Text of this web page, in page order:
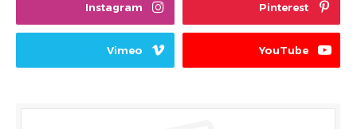
Pinterest
Instagram
YouTube
Vimeo